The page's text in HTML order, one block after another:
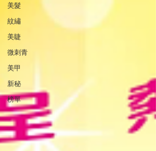
美髮
紋繡
美睫
微刺青
美甲
新秘
榜單